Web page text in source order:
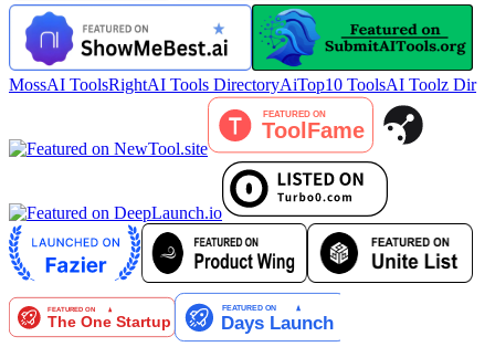
MossAI ToolsRightAI Tools DirectoryAiTop10 ToolsAI Toolz Dir